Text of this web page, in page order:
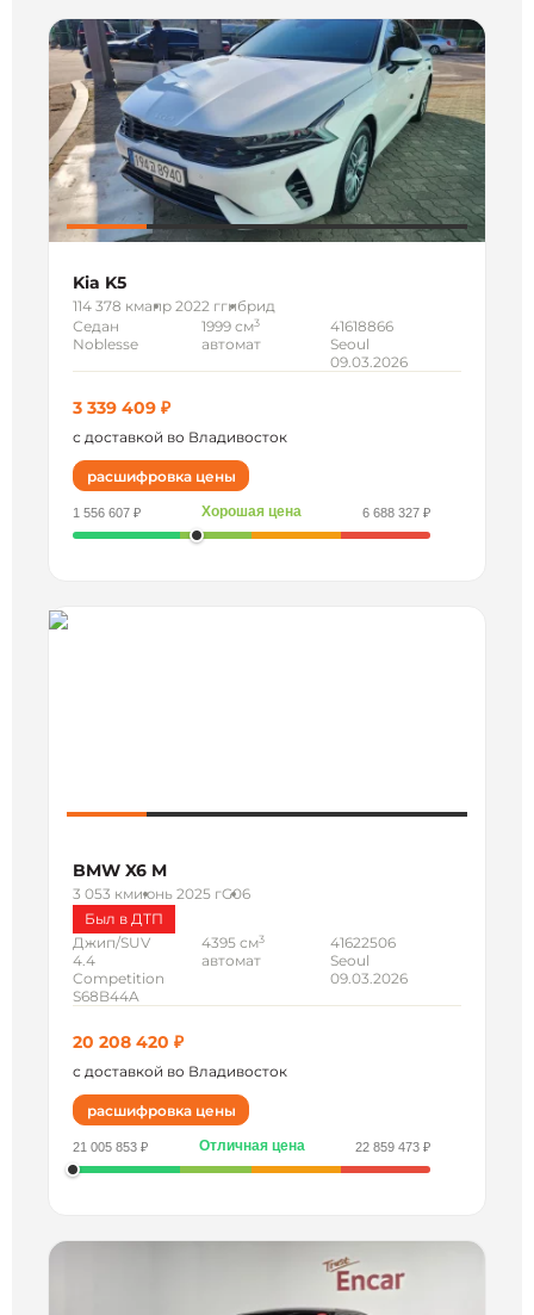
Kia K5
114 378 кмапр 2022 ггибрид
Седан
Noblesse
1999 см3
автомат
41618866
Seoul
09.03.2026
3 339 409 ₽
с доставкой во Владивосток
расшифровка цены
1 556 607 ₽ Хорошая цена 6 688 327 ₽
BMW X6 M
3 053 кмиюнь 2025 гG06
Был в ДТП
Джип/SUV
4.4
Competition
S68B44A
4395 см3
автомат
41622506
Seoul
09.03.2026
20 208 420 ₽
с доставкой во Владивосток
расшифровка цены
21 005 853 ₽ Отличная цена 22 859 473 ₽